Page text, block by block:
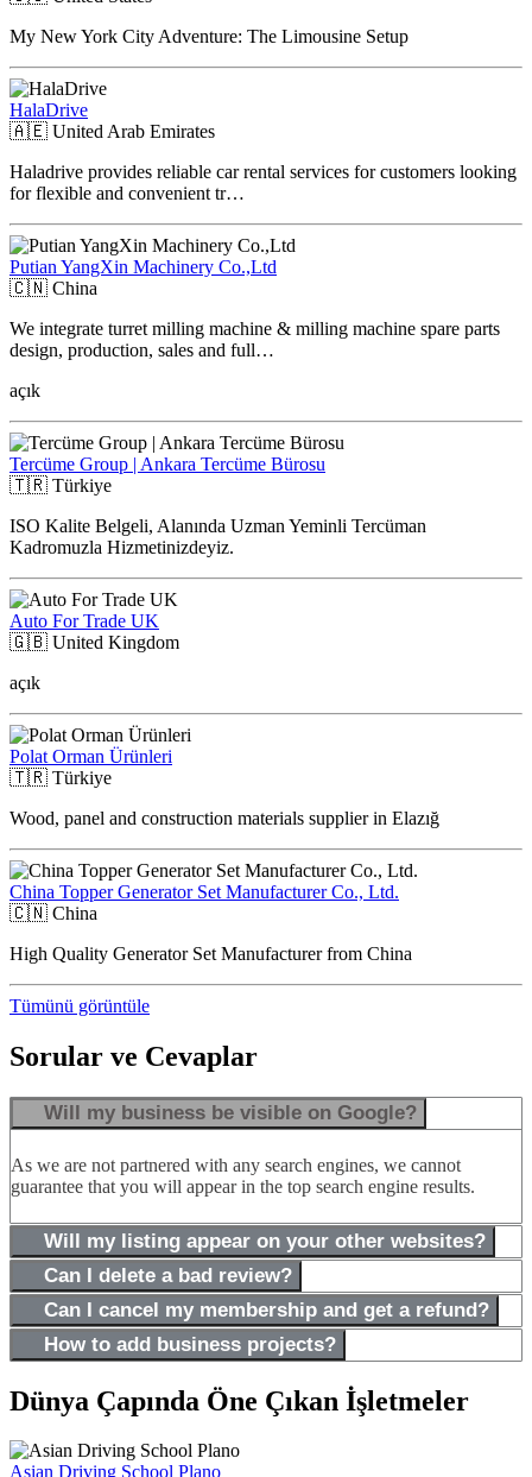
My New York City Adventure: The Limousine Setup
HalaDrive
🇦🇪 United Arab Emirates
Haladrive provides reliable car rental services for customers looking
for flexible and convenient tr…
Putian YangXin Machinery Co.,Ltd
🇨🇳 China
We integrate turret milling machine & milling machine spare parts
design, production, sales and full…
açık
Tercüme Group | Ankara Tercüme Bürosu
🇹🇷 Türkiye
ISO Kalite Belgeli, Alanında Uzman Yeminli Tercüman
Kadromuzla Hizmetinizdeyiz.
Auto For Trade UK
🇬🇧 United Kingdom
açık
Polat Orman Ürünleri
🇹🇷 Türkiye
Wood, panel and construction materials supplier in Elazığ
China Topper Generator Set Manufacturer Co., Ltd.
🇨🇳 China
High Quality Generator Set Manufacturer from China
Tümünü görüntüle
Sorular ve Cevaplar
Will my business be visible on Google?
As we are not partnered with any search engines, we cannot
guarantee that you will appear in the top search engine results.
Will my listing appear on your other websites?
Can I delete a bad review?
Can I cancel my membership and get a refund?
How to add business projects?
Dünya Çapında Öne Çıkan İşletmeler
Asian Driving School Plano